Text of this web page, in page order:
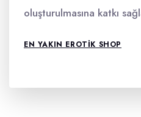
oluşturulmasına katkı
EN YAKIN EROTIK SHOP